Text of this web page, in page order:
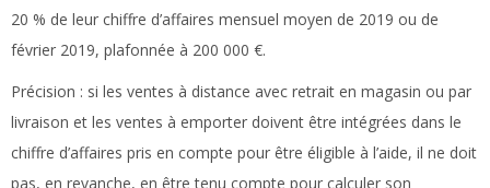
20 % de leur chiffre d’affaires mensuel moyen de 2019 ou de
février 2019, plafonnée à 200 000 €.
Précision : si les ventes à distance avec retrait en magasin ou par
livraison et les ventes à emporter doivent être intégrées dans le
chiffre d’affaires pris en compte pour être éligible à l’aide, il ne doit
pas, en revanche, en être tenu compte pour calculer son